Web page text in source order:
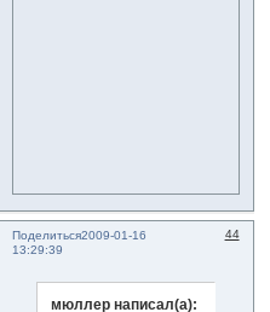
Поделиться 44
2009-01-16
13:29:39
мюллер написал(а):